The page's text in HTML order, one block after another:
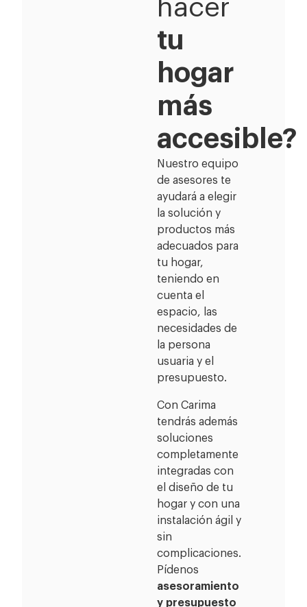
hacer
tu
hogar
más
accesible?
Nuestro equipo
de asesores te
ayudará a elegir
la solución y
productos más
adecuados para
tu hogar,
teniendo en
cuenta el
espacio, las
necesidades de
la persona
usuaria y el
presupuesto.
Con Carima
tendrás además
soluciones
completamente
integradas con
el diseño de tu
hogar y con una
instalación ágil y
sin
complicaciones.
Pídenos
asesoramiento
y presupuesto